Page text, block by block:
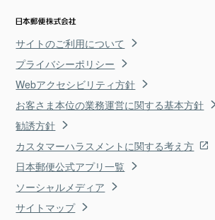
サイトのご利用について
プライバシーポリシー
Webアクセシビリティ方針
お客さま本位の業務運営に関する基本方針
勧誘方針
カスタマーハラスメントに関する考え方
日本郵便公式アプリ一覧
ソーシャルメディア
サイトマップ